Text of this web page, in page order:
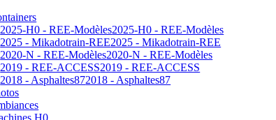
2025-H0 - REE-Modèles
2025 - Mikadotrain-REE
2020-N - REE-Modèles
2019 - REE-ACCESS
2018 - Asphaltes87
H0